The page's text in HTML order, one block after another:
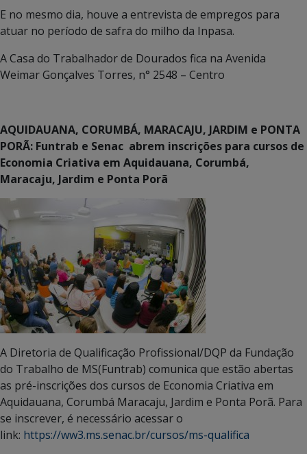
E no mesmo dia, houve a entrevista de empregos para
atuar no período de safra do milho da Inpasa.
A Casa do Trabalhador de Dourados fica na Avenida
Weimar Gonçalves Torres, n° 2548 – Centro
AQUIDAUANA, CORUMBÁ, MARACAJU, JARDIM e PONTA
PORÃ: Funtrab e Senac abrem inscrições para cursos de
Economia Criativa em Aquidauana, Corumbá,
Maracaju, Jardim e Ponta Porã
A Diretoria de Qualificação Profissional/DQP da Fundação
do Trabalho de MS(Funtrab) comunica que estão abertas
as pré-inscrições dos cursos de Economia Criativa em
Aquidauana, Corumbá Maracaju, Jardim e Ponta Porã. Para
se inscrever, é necessário acessar o
link: https://ww3.ms.senac.br/cursos/ms-qualifica